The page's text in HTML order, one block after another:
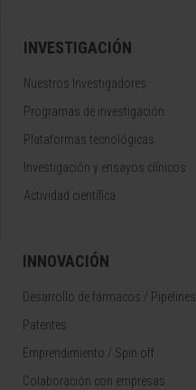
INVESTIGACIÓN
Nuestros Investigadores
Programas de investigación
Plataformas tecnológicas
Investigación y ensayos clínicos
Actividad científica
INNOVACIÓN
Desarrollo de fármacos / Pipelines
Patentes
Emprendimiento / Spin off
Colaboración con empresas